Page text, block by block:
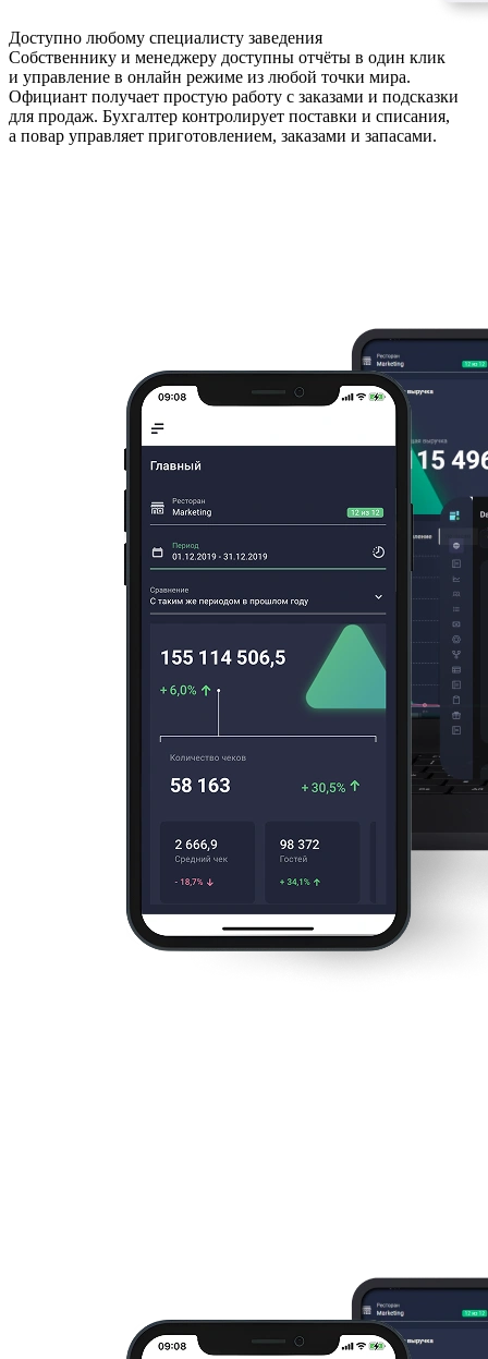
Доступно любому специалисту заведения
Собственнику и менеджеру доступны отчёты в один клик
и управление в онлайн режиме из любой точки мира.
Официант получает простую работу с заказами и подсказки
для продаж. Бухгалтер контролирует поставки и списания,
а повар управляет приготовлением, заказами и запасами.